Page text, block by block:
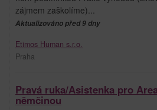
zájmem zaškolíme)...
Aktualizováno před 9 dny
Etimos Human s.r.o.
Praha
Pravá ruka/Asistenka pro
němčinou